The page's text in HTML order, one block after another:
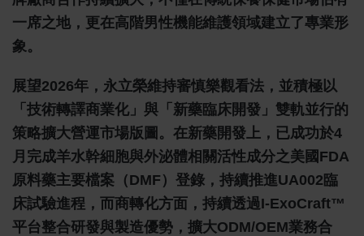
一席之地，更在高階男性機能維護領域建立了專業形
象。
展望2026年，永立榮維持審慎樂觀看法，並積極以
「技術轉譯商業化」與「新藥臨床開發」雙軌並行的
策略擴大營運市場版圖。在新藥開發上，已成功於4
月完成羊水幹細胞與外泌體相關活性成分之美國FDA
原料藥主要檔案（DMF）登錄，持續推進UA002臨
床試驗進程，而商轉化方面，持續透過i-ExoCraft™
平台整合研發與製造優勢，擴大ODM/OEM業務合